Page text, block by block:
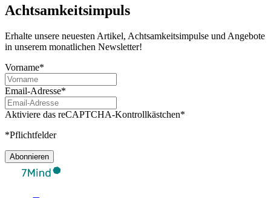
Achtsamkeitsimpuls
Erhalte unsere neuesten Artikel, Achtsamkeitsimpulse und Angebote
in unserem monatlichen Newsletter!
Vorname*
Email-Adresse*
Aktiviere das reCAPTCHA-Kontrollkästchen*
*Pflichtfelder
Abonnieren